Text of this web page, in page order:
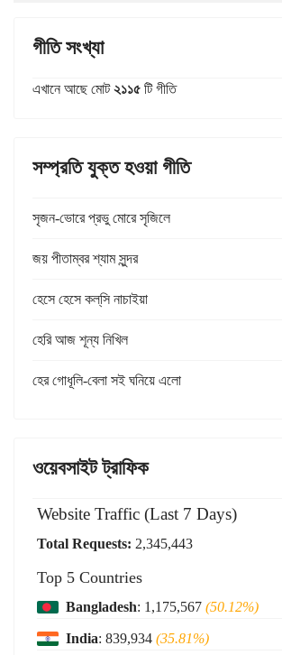
গীতি সংখ্যা
এখানে আছে মোট২১১৫ টি গীতি
সম্প্রতি যুক্ত হওয়া গীতি
সৃজন-ভোরে প্রভু মোরে সৃজিলে
জয় পীতাম্বর শ্যাম সুন্দর
হেসে হেসে কল্‌সি নাচাইয়া
হেরি আজ শূন্য নিখিল
হের গোধূলি-বেলা সই ঘনিয়ে এলো
ওয়েবসাইট ট্রাফিক
Website Traffic (Last 7 Days)
Total Requests: 2,345,443
Top 5 Countries
Bangladesh: 1,175,567 (50.12%)
India: 839,934 (35.81%)